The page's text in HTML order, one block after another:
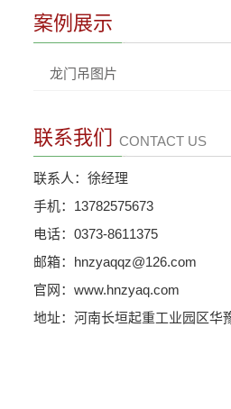
案例展示
龙门吊图片
联系我们 CONTACT US
联系人：徐经理
手机：13782575673
电话：0373-8611375
邮箱：hnzyaqqz@126.com
官网：www.hnzyaq.com
地址：河南长垣起重工业园区华